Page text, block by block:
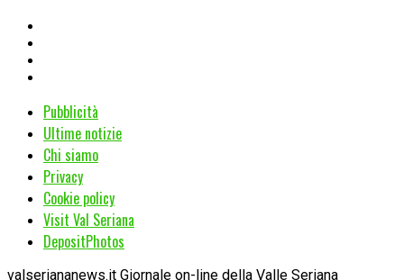
Pubblicità
Ultime notizie
Chi siamo
Privacy
Cookie policy
Visit Val Seriana
DepositPhotos
valseriananews.it Giornale on-line della Valle Seriana